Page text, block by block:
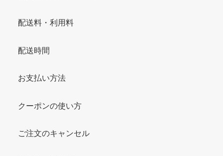
配送料・利用料
配送時間
お支払い方法
クーポンの使い方
ご注文のキャンセル